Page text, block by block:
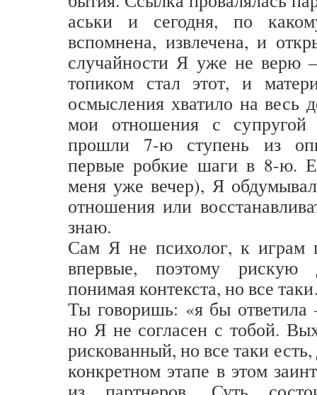
аськи и сегодня, по
вспомнена, извлечена, и
случайности Я уже не
топиком стал этот, и
осмысления хватило на весь
мои отношения с супругой
прошли 7-ю ступень из
первые робкие шаги в 8-ю.
меня уже вечер), Я
отношения или
знаю.
Сам Я не психолог, к играм
впервые, поэтому рискую
понимая контекста, но все
Ты говоришь: «я бы ответила
но Я не согласен с тобой.
рискованный, но все таки
конкретном этапе в этом